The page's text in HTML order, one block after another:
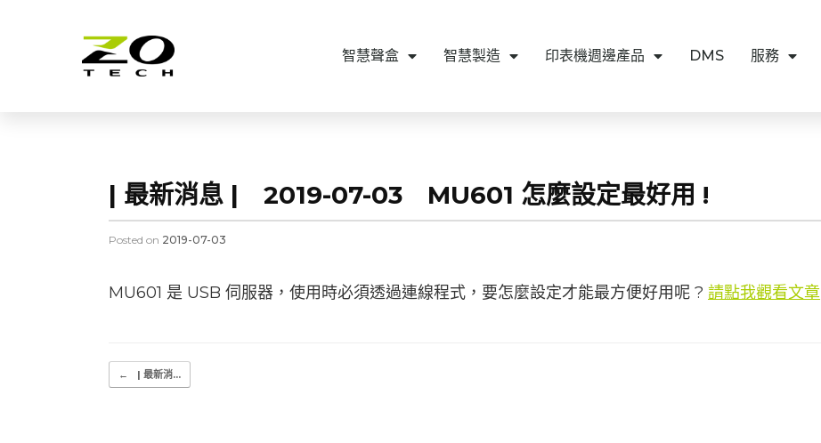
智慧聲盒 智慧製造 印表機週邊產品 DMS 服務
| 最新消息 | 2019-07-03 MU601 怎麼設定最好用 !
Posted on 2019-07-03
MU601 是 USB 伺服器，使用時必須透過連線程式，要怎麼設定才能最方便好用呢 ? 請點我觀看文章
Post navigation
← | 最新消...